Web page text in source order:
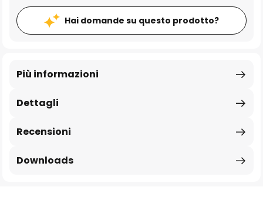
Hai domande su questo prodotto?
Dettagli
Più informazioni
Recensioni
Downloads